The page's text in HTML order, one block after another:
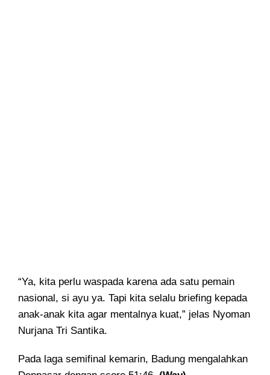
“Ya, kita perlu waspada karena ada satu pemain
nasional, si ayu ya. Tapi kita selalu briefing kepada
anak-anak kita agar mentalnya kuat,” jelas Nyoman
Nurjana Tri Santika.
Pada laga semifinal kemarin, Badung mengalahkan